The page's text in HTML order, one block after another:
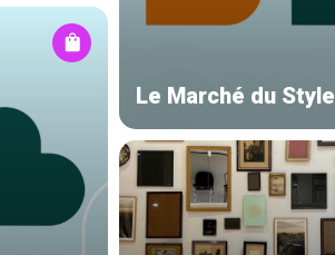
Le Marché du Style